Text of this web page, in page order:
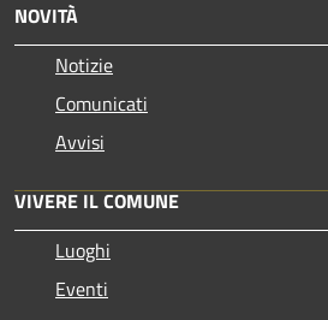
NOVITÀ
Notizie
Comunicati
Avvisi
VIVERE IL COMUNE
Luoghi
Eventi